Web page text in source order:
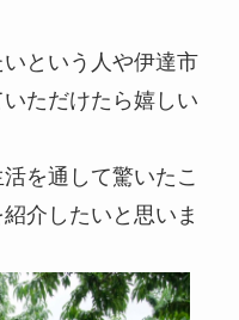
という人や伊達市
ただけたら嬉しい
活を通して驚いたこ
介したいと思いま